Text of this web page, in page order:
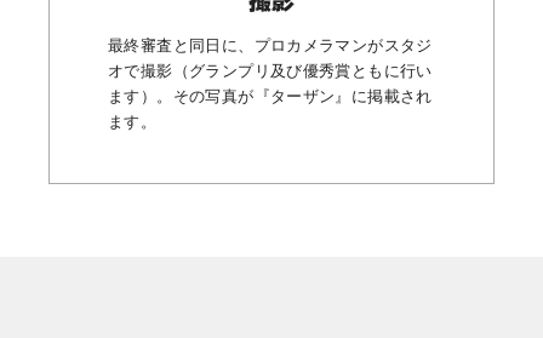
最終審査と同日に、プロカメラマンがスタジ
オで撮影（グランプリ及び優秀賞ともに行い
ます）。その写真が『ターザン』に掲載され
ます。